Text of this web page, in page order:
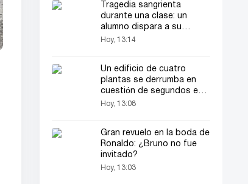
Tragedia sangrienta
durante una clase: un
alumno dispara a su
profesor
Hoy, 13:14
Un edificio de cuatro
plantas se derrumba en
cuestión de segundos en
Estambul
Hoy, 13:08
Gran revuelo en la boda de
Ronaldo: ¿Bruno no fue
invitado?
Hoy, 13:03